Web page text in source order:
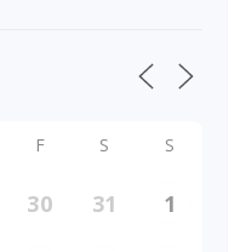
F S S
30 31 1